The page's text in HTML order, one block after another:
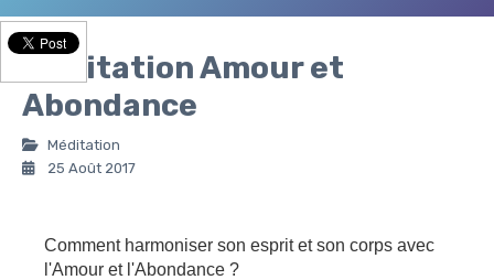
Méditation Amour et
Abondance
Méditation
25 Août 2017
Comment harmoniser son esprit et son corps avec
l'Amour et l'Abondance ?